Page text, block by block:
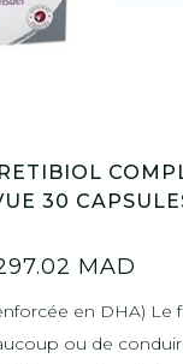
30
MAD
en DHA) Le
ou de